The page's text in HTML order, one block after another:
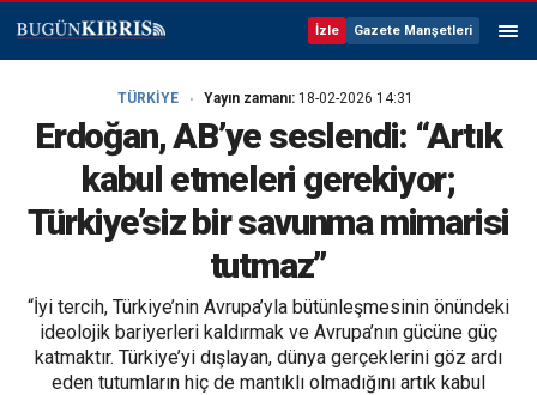
İzle Gazete Manşetleri
TÜRKİYE Yayın zamanı: 18-02-2026 14:31
Erdoğan, AB’ye seslendi: “Artık
kabul etmeleri gerekiyor;
Türkiye’siz bir savunma mimarisi
tutmaz”
“İyi tercih, Türkiye’nin Avrupa’yla bütünleşmesinin önündeki
ideolojik bariyerleri kaldırmak ve Avrupa’nın gücüne güç
katmaktır. Türkiye’yi dışlayan, dünya gerçeklerini göz ardı
eden tutumların hiç de mantıklı olmadığını artık kabul